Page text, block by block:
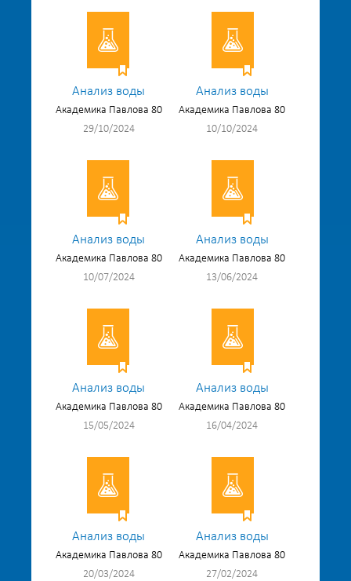
Анализ воды
Академика Павлова 80
29/10/2024
Анализ воды
Академика Павлова 80
10/10/2024
Анализ воды
Академика Павлова 80
10/07/2024
Анализ воды
Академика Павлова 80
13/06/2024
Анализ воды
Академика Павлова 80
15/05/2024
Анализ воды
Академика Павлова 80
16/04/2024
Анализ воды
Академика Павлова 80
20/03/2024
Анализ воды
Академика Павлова 80
27/02/2024